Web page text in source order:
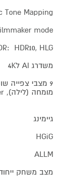
Tone Mapping
mode
HDR10, HLG
משדרג AI ל4K
9 מצבי צפייה
מומחה (לילה), filmmaker, ממטב משחק, כדורגל, קולנוע)
גיימינג
HGiG
ALLM
מצב משחק